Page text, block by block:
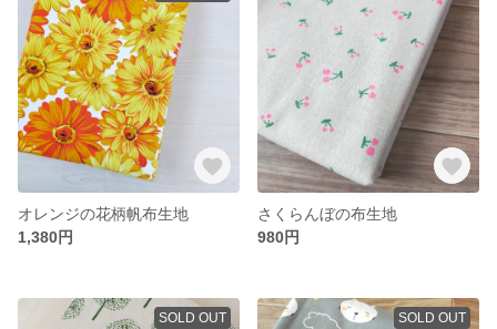
オレンジの花柄帆布生地
1,380円
さくらんぼの布生地
980円
SOLD OUT SOLD OUT